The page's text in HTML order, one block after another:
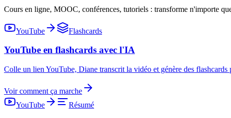
Cours en ligne, MOOC, conférences, tutoriels : transforme n'importe
YouTube Flashcards
YouTube en flashcards avec l'IA
Colle un lien YouTube, Diane transcrit la vidéo et génère des
Voir comment ça marche
YouTube
Résumé